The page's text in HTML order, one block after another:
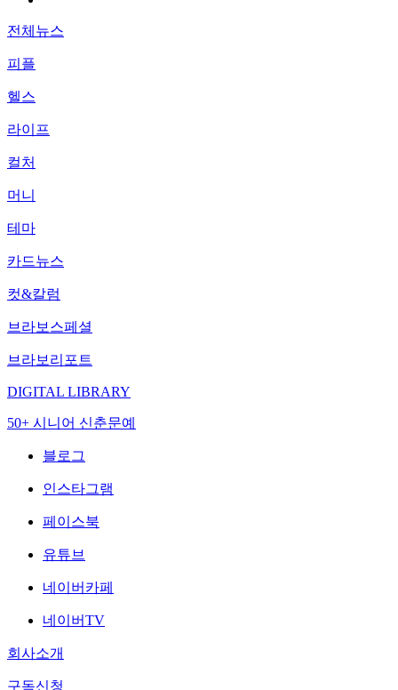
전체뉴스
피플
헬스
라이프
컬처
머니
테마
카드뉴스
컷&칼럼
브라보스페셜
브라보리포트
DIGITAL LIBRARY
50+ 시니어 신춘문예
블로그
인스타그램
페이스북
유튜브
네이버카페
네이버TV
회사소개
구독신청